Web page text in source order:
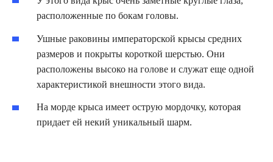
расположенные по бокам головы.
Ушные раковины императорской крысы средних
размеров и покрыты короткой шерстью. Они
расположены высоко на голове и служат еще одной
характеристикой внешности этого вида.
На морде крыса имеет острую мордочку, которая
придает ей некий уникальный шарм.